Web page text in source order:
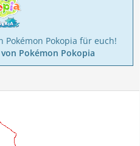
Pokémon Pokopia für euch!
Pokémon Pokopia